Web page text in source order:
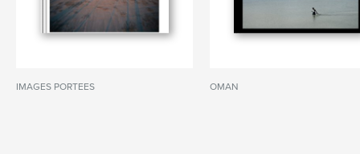
IMAGES PORTEES OMAN